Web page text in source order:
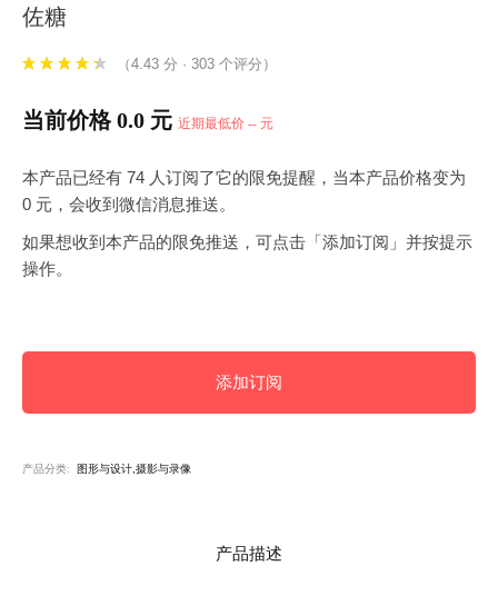
佐糖
（4.43 分 · 303 个评分）
当前价格 0.0 元 近期最低价 -- 元
本产品已经有 74 人订阅了它的限免提醒，当本产品价格变为
0 元，会收到微信消息推送。
如果想收到本产品的限免推送，可点击「添加订阅」并按提示
操作。
添加订阅
产品分类: 图形与设计,摄影与录像
产品描述